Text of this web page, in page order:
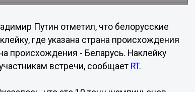
Путин отметил, что белорусские
где указана страна происхождения
происхождения - Беларусь. Наклейку
встречи, сообщает RT.